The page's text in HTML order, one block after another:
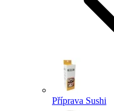
Příprava Sushi